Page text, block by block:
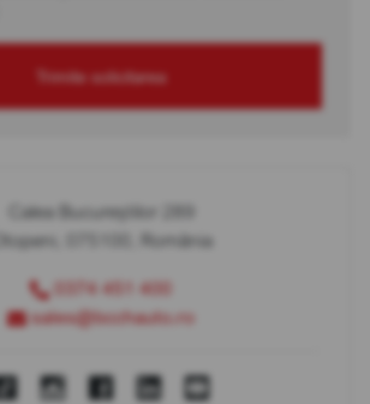
Trimite solicitarea
Calea Bucureștilor 289
Otopeni, 075100, România
0374 451 400
sales@bcchauto.ro